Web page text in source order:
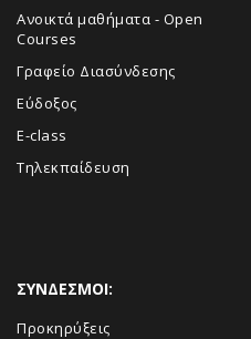
Ανοικτά μαθήματα - Open
Courses
Γραφείο Διασύνδεσης
Εύδοξος
E-class
Τηλεκπαίδευση
ΣΥΝΔΕΣΜΟΙ:
Προκηρύξεις